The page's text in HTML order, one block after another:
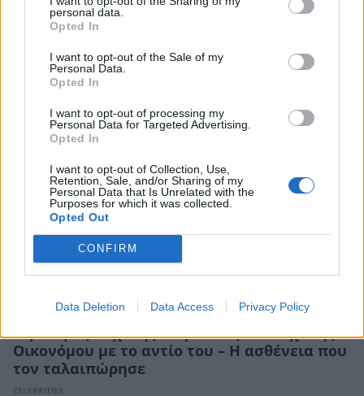
personal data.
Opted In
I want to opt-out of the Sale of my
Personal Data.
Opted In
I want to opt-out of processing my
Personal Data for Targeted Advertising.
Opted In
I want to opt-out of Collection, Use,
Retention, Sale, and/or Sharing of my
Personal Data that Is Unrelated with the
Purposes for which it was collected.
Opted Out
CONFIRM
Data Deletion Data Access Privacy Policy
Μιχάλης Οικονόμου για την προσωπική του
ξορκίσω την κακή ενέργεια…»
CELEBRITIES
Γεράσιμος Μιχελής: Συγκλονίζει ο Μιχάλης
Οικονόμου με το αντίο του – Η ασθένεια που
τον ταλαιπώρησε
CELEBRITIES